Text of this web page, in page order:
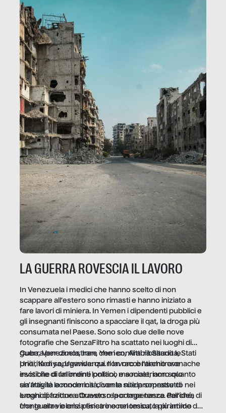
LA GUERRA ROVESCIA IL LAVORO
In Venezuela i medici che hanno scelto di non
scappare all’estero sono rimasti e hanno iniziato a
fare lavori di miniera. In Yemen i dipendenti pubblici e
gli insegnanti finiscono a spacciare il qat, la droga più
consumata nel Paese. Sono solo due delle nove
fotografie che SenzaFiltro ha scattato nei luoghi di
guerra per dimostrare che i conflitti ribaltano le
priorità di sopravvivenza. Il lavoro è l’architrave
invisibile di un ordine politico e sociale, non solo
un’attività economica: diventa nitida soprattutto nei
luoghi di frattura. Questo reportage nasce dall’idea
che guerre e crisi penetrino nel tessuto più intimo
Cuba, Venezuela, Iran, Yemen, Arabia Saudita, Stati
Uniti, Kenya, Uganda: qui non raccontiamo cronache
esotiche di fallimenti lontani, ma mostriamo quanto
sia fragile la modernità, con le sue promesse di
emancipazione attraverso la competenza. Perché, di
fronte alla violenza fisica o economica, la piramide del